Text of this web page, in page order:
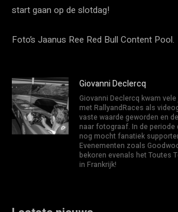
start gaan op de slotdag!
Foto’s Jaanus Ree Red Bull Content Pool.
Giovanni Declercq
Giovanni Declercq kwam
met RallyandRaces als
vaste waarde geworden en
naar fotograaf. In de
nog mocht fanatiek
Evenementen zoals
bekoren evenals het Toutes
in Frankrijk!